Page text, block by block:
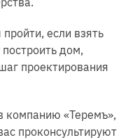
если взять
дом,
проектирования
компанию «Теремъ»,
проконсультируют